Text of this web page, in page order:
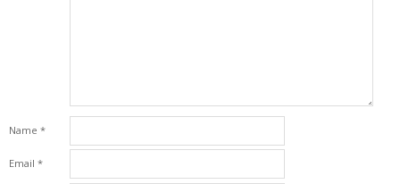
Name *
Email *